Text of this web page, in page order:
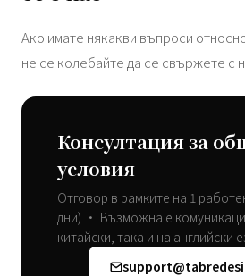
Ако имате някакви въпроси
не се колебайте да се свържете с
Консултация за
условия
Отговор в рамките на 1
дни) • Възможна е
китайски, така и на английски